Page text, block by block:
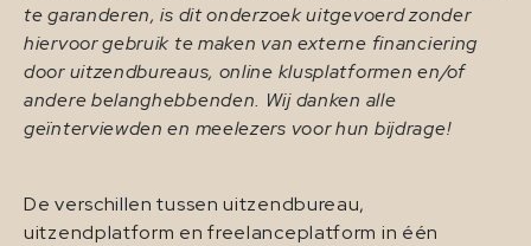
te garanderen, is dit onderzoek uitgevoerd zonder
hiervoor gebruik te maken van externe financiering
door uitzendbureaus, online klusplatformen en/of
andere belanghebbenden. Wij danken alle
geïnterviewden en meelezers voor hun bijdrage!
De verschillen tussen uitzendbureau,
uitzendplatform en freelanceplatform in één